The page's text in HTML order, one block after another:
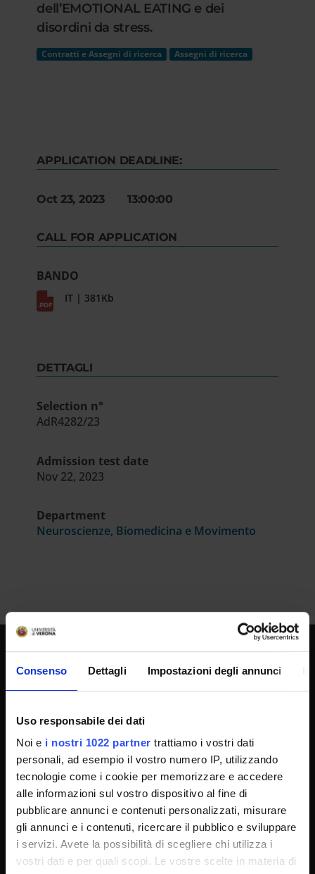
Consenso Dettagli Impostazioni degli annunci
Uso responsabile dei dati
Noi e i nostri 1022 partner trattiamo i vostri dati
personali, ad esempio il vostro numero IP, utilizzando
tecnologie come i cookie per memorizzare e accedere
alle informazioni sul vostro dispositivo al fine di
pubblicare annunci e contenuti personalizzati, misurare
gli annunci e i contenuti, ricercare il pubblico e sviluppare
i servizi. Avete la possibilità di scegliere chi utilizza i
vostri dati e per quali scopi. Le vostre scelte in materia di
dell’EMOTIONAL EATING e dei
disordini da stress.
Contratti e Assegni di ricerca Assegni di ricerca
APPLICATION DEADLINE:
Oct 23, 2023 13:00:00
CALL FOR APPLICATION
BANDO
IT | 381Kb
DETTAGLI
Selection n°
AdR4282/23
Admission test date
Nov 22, 2023
Department
Neuroscienze, Biomedicina e Movimento
UNIVERSITY SERVICES
Transparency
Official University Register
Job vacancies
Procurement
Notifications
Privacy policy